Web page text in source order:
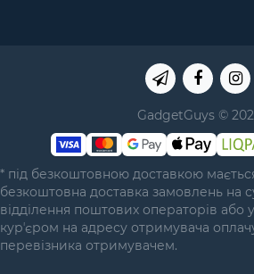
GadgetGuys ©
* під безкоштовною доставкою
безкоштовна доставка замовлень на
відділення поштових операторів або
курʼєром на адресу отримувача
перевізника отримувачем.